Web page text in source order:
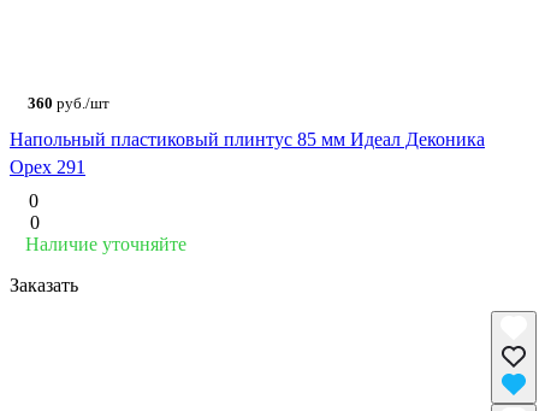
360 руб./шт
Напольный пластиковый плинтус 85 мм Идеал Деконика
Орех 291
0
0
Наличие уточняйте
Заказать